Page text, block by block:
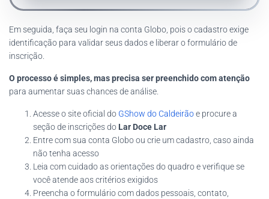
Em seguida, faça seu login na conta Globo, pois o cadastro exige
identificação para validar seus dados e liberar o formulário de
inscrição.
O processo é simples, mas precisa ser preenchido com atenção
para aumentar suas chances de análise.
Acesse o site oficial do GShow do Caldeirãoe procure a
seção de inscrições do Lar Doce Lar
Entre com sua conta Globo ou crie um cadastro, caso ainda
não tenha acesso
Leia com cuidado as orientações do quadro e verifique se
você atende aos critérios exigidos
Preencha o formulário com dados pessoais, contato,